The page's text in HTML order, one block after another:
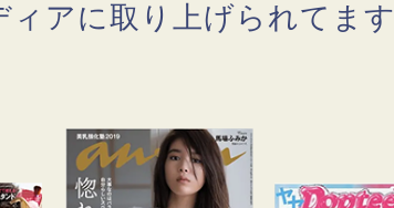
ィアに取り上げられてます